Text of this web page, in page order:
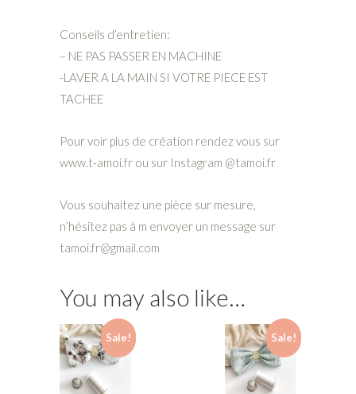
Conseils d’entretien:
– NE PAS PASSER EN MACHINE
-LAVER A LA MAIN SI VOTRE PIECE EST
TACHEE
Pour voir plus de création rendez vous sur
www.t-amoi.fr ou sur Instagram @tamoi.fr
Vous souhaitez une pièce sur mesure,
n’hésitez pas à m envoyer un message sur
tamoi.fr@gmail.com
You may also like…
Sale! Sale!